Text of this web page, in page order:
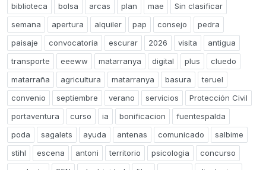
biblioteca
bolsa arcas plan mae
Sin clasificar
semana
apertura alquiler pap consejo
pedra
paisaje
convocatoria escurar 2026 visita
antigua
transporte
eeeww matarranya digital plus
cluedo
matarraña
agricultura matarranya basura
teruel
convenio
septiembre verano servicios
Protección Civil
portaventura
curso ia bonificacion
fuentespalda
poda
sagalets ayuda antenas comunicado
salbime
stihl
escena antoni territorio psicologia
concurso